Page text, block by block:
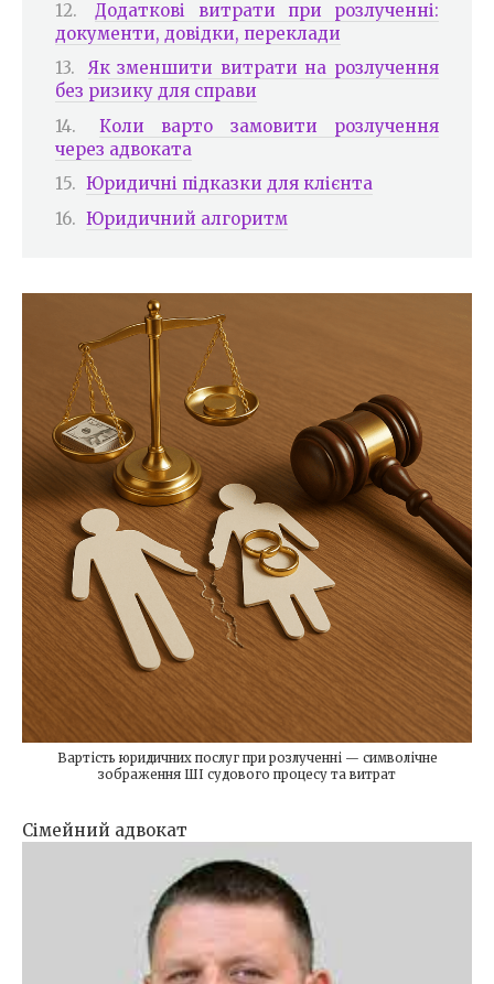
Додаткові витрати при розлученні:
документи, довідки, переклади
Як зменшити витрати на розлучення
без ризику для справи
Коли варто замовити розлучення
через адвоката
Юридичні підказки для клієнта
Юридичний алгоритм
Вартість юридичних послуг при розлученні — символічне
зображення ШІ судового процесу та витрат
Сімейний адвокат